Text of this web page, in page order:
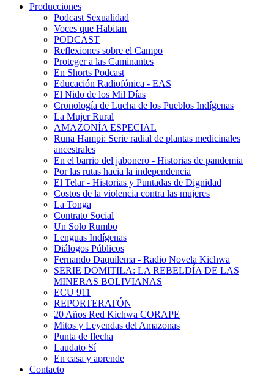
Producciones
Podcast Sexualidad
Voces que Habitan
PODCAST
Reflexiones sobre el Campo
Proteger a las Caminantes
En Shorts Podcast
Educación Radiofónica - EAS
El Nido de los Mil Días
Cronología de Lucha de los Pueblos Indígenas
La Mujer Rural
AMAZONÍA ESPECIAL
Runa Hampi: Serie radial de plantas medicinales
ancestrales
En el barrio del jabonero - Historias de pandemia
Por las rutas hacia la independencia
El Telar - Historias y Puntadas de Dignidad
Costos de la violencia contra las mujeres
La Tonga
Contrato Social
Un Solo Rumbo
Lenguas Indígenas
Diálogos Públicos
Fernando Daquilema - Radio Novela Kichwa
SERIE DOMITILA: LA REBELDÍA DE LAS
MINERAS BOLIVIANAS
ECU 911
REPORTERATÓN
20 Años Red Kichwa CORAPE
Mitos y Leyendas del Amazonas
Punta de flecha
Laudato Sí
En casa y aprende
Contacto